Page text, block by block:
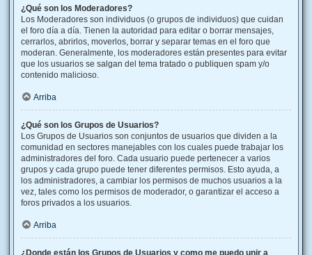
¿Qué son los Moderadores?
Los Moderadores son individuos (o grupos de individuos) que cuidan
el foro día a día. Tienen la autoridad para editar o borrar mensajes,
cerrarlos, abrirlos, moverlos, borrar y separar temas en el foro que
moderan. Generalmente, los moderadores están presentes para evitar
que los usuarios se salgan del tema tratado o publiquen spam y/o
contenido malicioso.
Arriba
¿Qué son los Grupos de Usuarios?
Los Grupos de Usuarios son conjuntos de usuarios que dividen a la
comunidad en sectores manejables con los cuales puede trabajar los
administradores del foro. Cada usuario puede pertenecer a varios
grupos y cada grupo puede tener diferentes permisos. Esto ayuda, a
los administradores, a cambiar los permisos de muchos usuarios a la
vez, tales como los permisos de moderador, o garantizar el acceso a
foros privados a los usuarios.
Arriba
¿Donde están los Grupos de Usuarios y como me puedo unir a